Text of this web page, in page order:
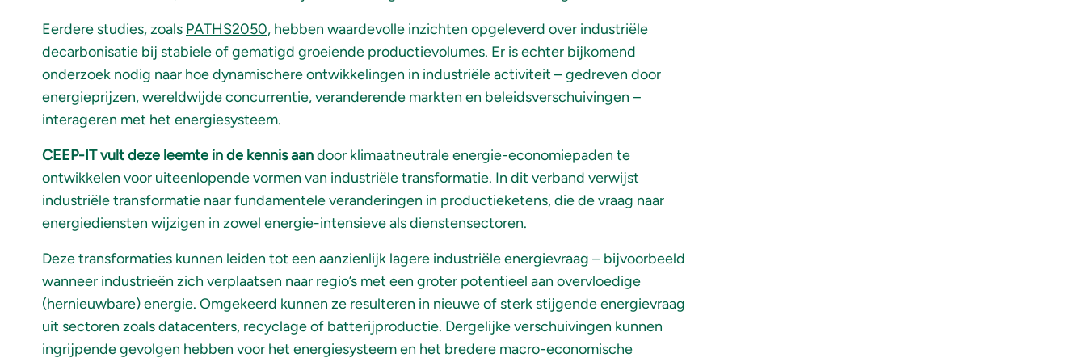
Eerdere studies, zoals PATHS2050, hebben waardevolle inzichten opgeleverd over industriële
decarbonisatie bij stabiele of gematigd groeiende productievolumes. Er is echter bijkomend
onderzoek nodig naar hoe dynamischere ontwikkelingen in industriële activiteit – gedreven door
energieprijzen, wereldwijde concurrentie, veranderende markten en beleidsverschuivingen –
interageren met het energiesysteem.
CEEP-IT vult deze leemte in de kennis aandoor klimaatneutrale energie-economiepaden te
ontwikkelen voor uiteenlopende vormen van industriële transformatie. In dit verband verwijst
industriële transformatie naar fundamentele veranderingen in productieketens, die de vraag naar
energiediensten wijzigen in zowel energie-intensieve als dienstensectoren.
Deze transformaties kunnen leiden tot een aanzienlijk lagere industriële energievraag – bijvoorbeeld
wanneer industrieën zich verplaatsen naar regio’s met een groter potentieel aan overvloedige
(hernieuwbare) energie. Omgekeerd kunnen ze resulteren in nieuwe of sterk stijgende energievraag
uit sectoren zoals datacenters, recyclage of batterijproductie. Dergelijke verschuivingen kunnen
ingrijpende gevolgen hebben voor het energiesysteem en het bredere macro-economische